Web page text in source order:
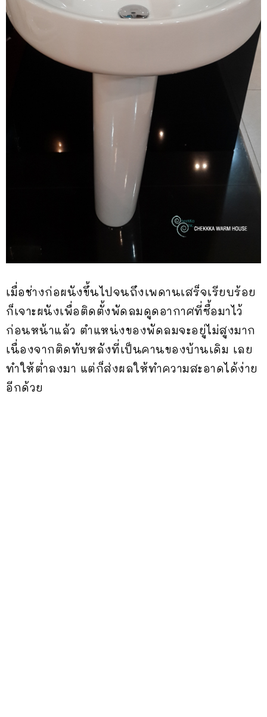
เมื่อช่างก่อผนังขึ้นไปจนถึงเพดานเสร็จเรียบร้อย
ก็เจาะผนังเพื่อติดตั้งพัดลมดูดอากาศที่ซื้อมาไว้
ก่อนหน้าแล้ว ตำแหน่งของพัดลมจะอยู่ไม่สูงมาก
เนื่องจากติดทับหลังที่เป็นคานของบ้านเดิม เลย
ทำให้ต่ำลงมา แต่ก็ส่งผลให้ทำความสะอาดได้ง่าย
อีกด้วย